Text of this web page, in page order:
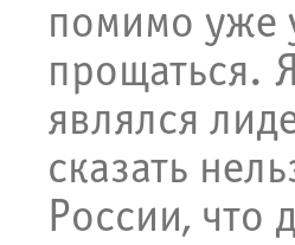
помимо уже
прощаться.
являлся
сказать
России, что